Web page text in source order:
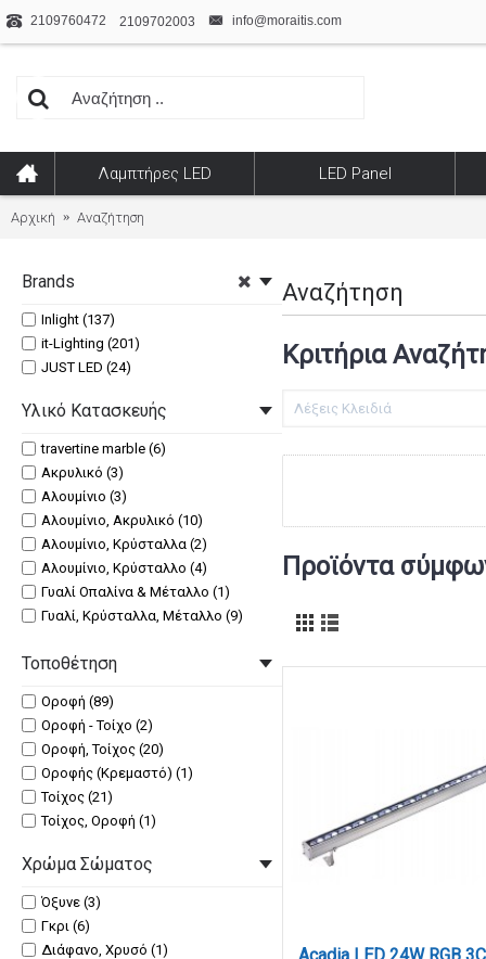
2109760472 2109702003 info@moraitis.com
Λαμπτήρες LED LED Panel
Αρχική Αναζήτηση
Brands
Inlight (137)
it-Lighting (201)
JUST LED (24)
Υλικό Κατασκευής
travertine marble (6)
Ακρυλικό (3)
Αλουμίνιο (3)
Αλουμίνιο, Ακρυλικό (10)
Αλουμίνιο, Κρύσταλλα (2)
Αλουμίνιο, Κρύσταλλο (4)
Γυαλί Οπαλίνα & Μέταλλο (1)
Γυαλί, Κρύσταλλα, Μέταλλο (9)
Καπέλο (1)
Μέταλλο (53)
Μέταλλο, PVC Σωλήνας (1)
Μέταλλο, Ακρυλικό (13)
Μέταλλο, Γυαλί (9)
Μέταλλο, Γυαλί, Κρύσταλλα (2)
Μέταλλο, Κρύσταλλα (7)
Μέταλλο, Κρύσταλλα, Υφασμάτινο
Καπέλο (3)
Μέταλλο, Ξύλο (4)
Μέταλλο, Οπαλίνα (15)
Μέταλλο, Σωλήνας Σιλικόνης (6)
Τοποθέτηση
Οροφή (89)
Οροφή - Τοίχο (2)
Οροφή, Τοίχος (20)
Οροφής (Κρεμαστό) (1)
Τοίχος (21)
Τοίχος, Οροφή (1)
Χρώμα Σώματος
Όξυνε (3)
Γκρι (6)
Διάφανο, Χρυσό (1)
Αναζήτηση
Κριτήρια
Προϊόντα